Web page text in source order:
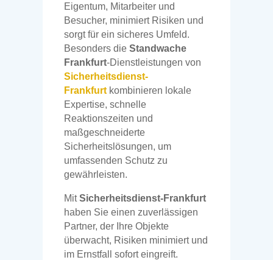
Eigentum, Mitarbeiter und
Besucher, minimiert Risiken und
sorgt für ein sicheres Umfeld.
Besonders die Standwache
Frankfurt-Dienstleistungen von
Sicherheitsdienst-
Frankfurtkombinieren lokale
Expertise, schnelle
Reaktionszeiten und
maßgeschneiderte
Sicherheitslösungen, um
umfassenden Schutz zu
gewährleisten.
MitSicherheitsdienst-Frankfurt
haben Sie einen zuverlässigen
Partner, der Ihre Objekte
überwacht, Risiken minimiert und
im Ernstfall sofort eingreift.